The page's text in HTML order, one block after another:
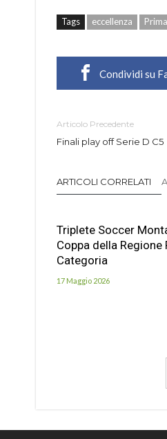
Tags eccellenza
Condividi su
Articolo Precedente
Finali play off Serie D C5
ARTICOLI CORRELATI
Triplete Soccer
Coppa della Regione
Categoria
17 Maggio 2026